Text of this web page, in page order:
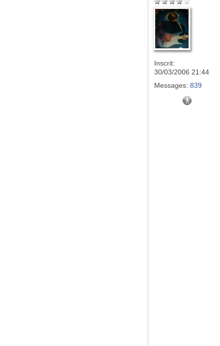
Inscrit:
30/03/2006 21:44
Messages: 839